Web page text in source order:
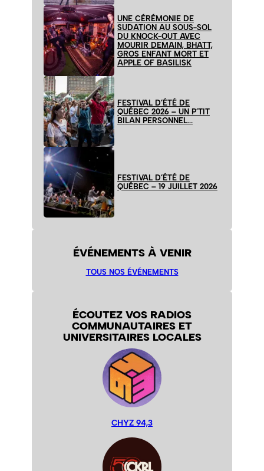
UNE CÉRÉMONIE DE
SUDATION AU SOUS-SOL
DU KNOCK-OUT AVEC
MOURIR DEMAIN, BHATT,
GROS ENFANT MORT ET
APPLE OF BASILISK
FESTIVAL D’ÉTÉ DE
QUÉBEC 2026 – UN P’TIT
BILAN PERSONNEL…
FESTIVAL D’ÉTÉ DE
QUÉBEC – 19 JUILLET 2026
ÉVÉNEMENTS À VENIR
TOUS NOS ÉVÉNEMENTS
ÉCOUTEZ VOS RADIOS
COMMUNAUTAIRES ET
UNIVERSITAIRES LOCALES
CHYZ 94,3